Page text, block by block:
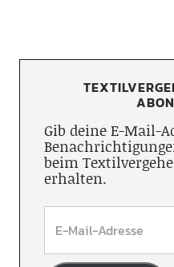
Gib deine E-Mail-
beim
erhalten.